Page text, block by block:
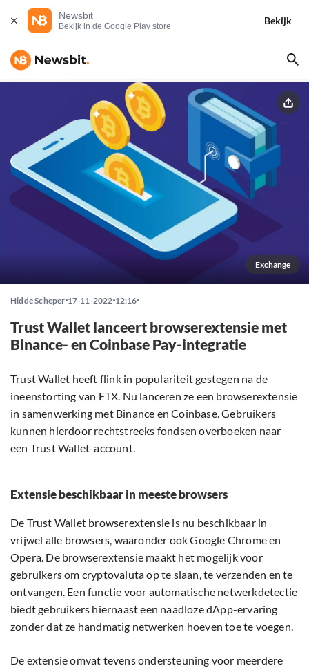
Newsbit
Bekijk in de Google Play store
Bekijk
Exchange
Hidde Scheper 17-11-2022 12:16
Trust Wallet lanceert browserextensie met
Binance- en Coinbase Pay-integratie
Trust Wallet heeft flink in populariteit gestegen na de
ineenstorting van FTX. Nu lanceren ze een browserextensie
in samenwerking met Binance en Coinbase. Gebruikers
kunnen hierdoor rechtstreeks fondsen overboeken naar
een Trust Wallet-account.
Extensie beschikbaar in meeste browsers
De Trust Wallet browserextensie is nu beschikbaar in
vrijwel alle browsers, waaronder ook Google Chrome en
Opera. De browserextensie maakt het mogelijk voor
gebruikers om cryptovaluta op te slaan, te verzenden en te
ontvangen. Een functie voor automatische netwerkdetectie
biedt gebruikers hiernaast een naadloze dApp-ervaring
zonder dat ze handmatig netwerken hoeven toe te voegen.
De extensie omvat tevens ondersteuning voor meerdere